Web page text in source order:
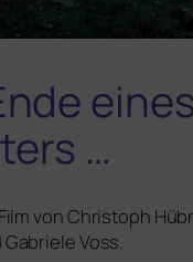
eines
…
von Christoph
Gabriele Voss.